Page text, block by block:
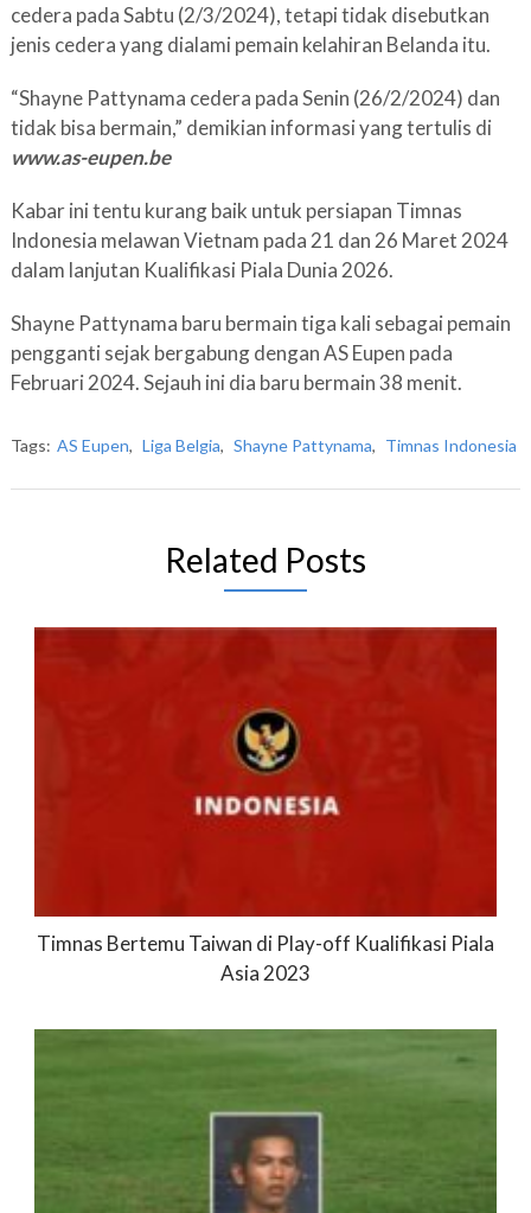
cedera pada Sabtu (2/3/2024), tetapi tidak disebutkan
jenis cedera yang dialami pemain kelahiran Belanda itu.
“Shayne Pattynama cedera pada Senin (26/2/2024) dan
tidak bisa bermain,” demikian informasi yang tertulis di
www.as-eupen.be
Kabar ini tentu kurang baik untuk persiapan Timnas
Indonesia melawan Vietnam pada 21 dan 26 Maret 2024
dalam lanjutan Kualifikasi Piala Dunia 2026.
Shayne Pattynama baru bermain tiga kali sebagai pemain
pengganti sejak bergabung dengan AS Eupen pada
Februari 2024. Sejauh ini dia baru bermain 38 menit.
Tags: AS Eupen, Liga Belgia, Shayne Pattynama, Timnas Indonesia
Related Posts
Timnas Bertemu Taiwan di Play-off Kualifikasi Piala
Asia 2023